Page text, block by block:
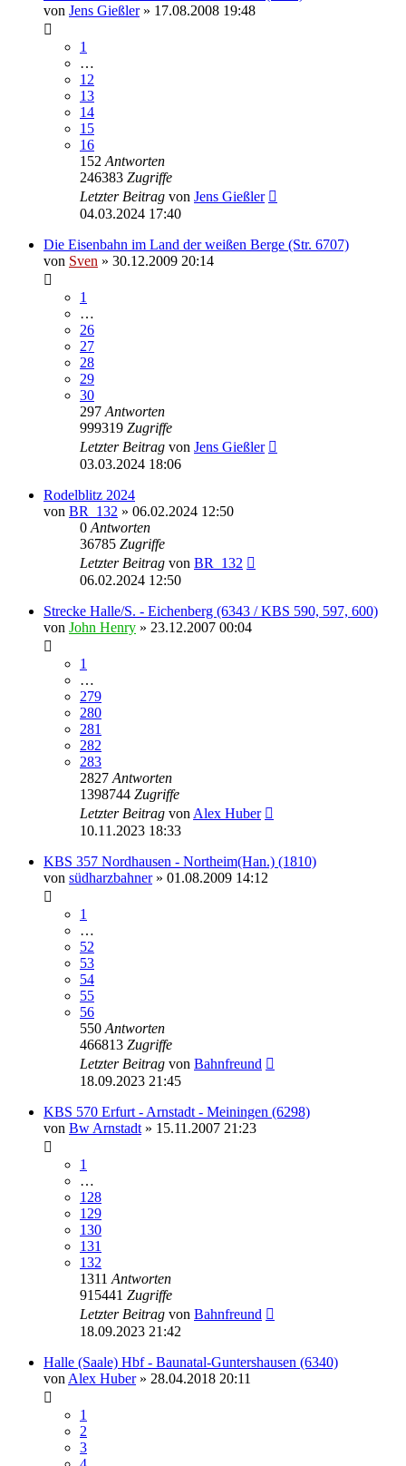
von Jens Gießler» 17.08.2008 19:48
1
…
12
13
14
15
16
152 Antworten
246383 Zugriffe
Letzter Beitrag von Jens Gießler
04.03.2024 17:40
Die Eisenbahn im Land der weißen Berge (Str. 6707)
von Sven » 30.12.2009 20:14
1
…
26
27
28
29
30
297 Antworten
999319 Zugriffe
Letzter Beitrag von Jens Gießler
03.03.2024 18:06
Rodelblitz 2024
von BR_132 » 06.02.2024 12:50
0 Antworten
36785 Zugriffe
Letzter Beitrag von BR_132
06.02.2024 12:50
Strecke Halle/S. - Eichenberg (6343 / KBS 590, 597, 600)
von John Henry » 23.12.2007 00:04
1
…
279
280
281
282
283
2827 Antworten
1398744 Zugriffe
Letzter Beitrag von Alex Huber
10.11.2023 18:33
KBS 357 Nordhausen - Northeim(Han.) (1810)
von südharzbahner» 01.08.2009 14:12
1
…
52
53
54
55
56
550 Antworten
466813 Zugriffe
Letzter Beitrag von Bahnfreund
18.09.2023 21:45
KBS 570 Erfurt - Arnstadt - Meiningen (6298)
von Bw Arnstadt » 15.11.2007 21:23
1
…
128
129
130
131
132
1311 Antworten
915441 Zugriffe
Letzter Beitrag von Bahnfreund
18.09.2023 21:42
Halle (Saale) Hbf - Baunatal-Guntershausen (6340)
von Alex Huber» 28.04.2018 20:11
1
2
3